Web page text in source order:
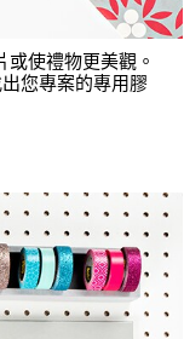
使禮物更美觀。
您專案的專用膠